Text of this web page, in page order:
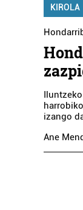
KIROLA
izango
Ane